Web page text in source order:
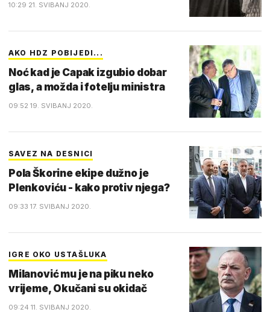
10:29 21. SVIBANJ 2020.
AKO HDZ POBIJEDI...
Noć kad je Capak izgubio dobar
glas, a možda i fotelju ministra
09:52 19. SVIBANJ 2020.
SAVEZ NA DESNICI
Pola Škorine ekipe dužno je
Plenkoviću - kako protiv njega?
09:33 17. SVIBANJ 2020.
IGRE OKO USTAŠLUKA
Milanović mu je na piku neko
vrijeme, Okučani su okidač
09:24 11. SVIBANJ 2020.